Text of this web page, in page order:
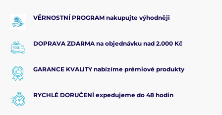
VĚRNOSTNÍ PROGRAM nakupujte výhodněji
DOPRAVA ZDARMA na objednávku nad 2.000 Kč
GARANCE KVALITY nabízíme prémiové produkty
RYCHLÉ DORUČENÍ expedujeme do 48 hodin